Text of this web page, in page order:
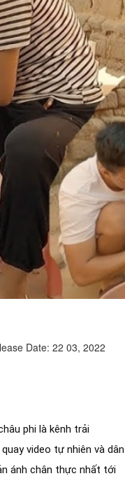
Date: 22 03, 2022
phi là kênh trải
video tự nhiên và dân
ánh chân thực nhất tới